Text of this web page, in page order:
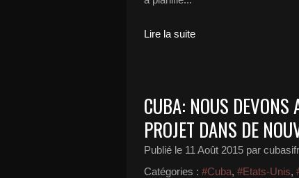
Lire la suite
CUBA: NOUS DEVONS
PROJET DANS DE
Publié le 11 Août 2015 par
Catégories : #Cuba, #Etats-Unis,